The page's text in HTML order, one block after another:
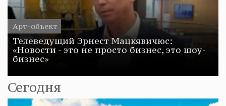
Арт-объект
Телеведущий Эрнест Мацкявичюс:
«Новости - это не просто бизнес, это шоу-
бизнес»
Сегодня